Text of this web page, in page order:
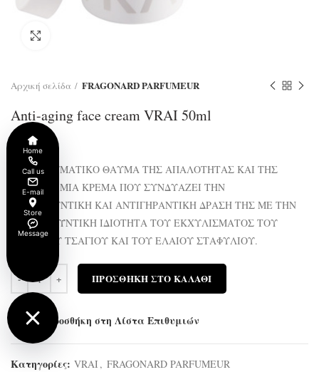
Αρχική σελίδα FRAGONARD PARFUMEUR
Anti-aging face cream VRAI 50ml
40.00
ΕΝΑ ΠΡΑΓΜΑΤΙΚΟ ΘΑΥΜΑ ΤΗΣ ΑΠΑΛΟΤΗΤΑΣ ΚΑΙ ΤΗΣ
ΛΑΜΨΗΣ! ΜΙΑ ΚΡΕΜΑ ΠΟΥ ΣΥΝΔΥΑΖΕΙ ΤΗΝ
ΕΞΟΜΑΛΥΝΤΙΚΗ ΚΑΙ ΑΝΤΙΓΗΡΑΝΤΙΚΗ ΔΡΑΣΗ ΤΗΣ ΜΕ ΤΗΝ
ΚΑΤΑΠΡΑΫΝΤΙΚΗ ΙΔΙΟΤΗΤΑ ΤΟΥ ΕΚΧΥΛΙΣΜΑΤΟΣ ΤΟΥ
ΠΡΑΣΙΝΟΥ ΤΣΑΓΙΟΥ ΚΑΙ ΤΟΥ ΕΛΑΙΟΥ ΣΤΑΦΥΛΙΟΥ.
Ποσότητα
ΠΡΟΣΘΉΚΗ ΣΤΟ ΚΑΛΆΘΙ
Προσθήκη στη Λίστα Επιθυμιών
Κατηγορίες: VRAI , FRAGONARD PARFUMEUR
Home
Call us
E-mail
Store
Message